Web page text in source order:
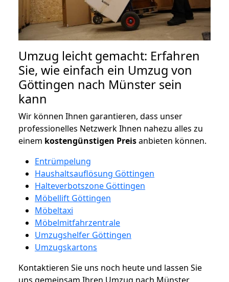
Umzug leicht gemacht: Erfahren
Sie, wie einfach ein Umzug von
Göttingen nach Münster sein
kann
Wir können Ihnen garantieren, dass unser
professionelles Netzwerk Ihnen nahezu alles zu
einem kostengünstigen Preisanbieten können.
Entrümpelung
Haushaltsauflösung Göttingen
Halteverbotszone Göttingen
Möbellift Göttingen
Möbeltaxi
Möbelmitfahrzentrale
Umzugshelfer Göttingen
Umzugskartons
Kontaktieren Sie uns noch heute und lassen Sie
uns gemeinsam Ihren Umzug nach Münster